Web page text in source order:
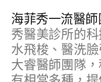
海菲秀一流醫
秀醫美診所的
水飛梭、醫洗
大睿醫師團隊